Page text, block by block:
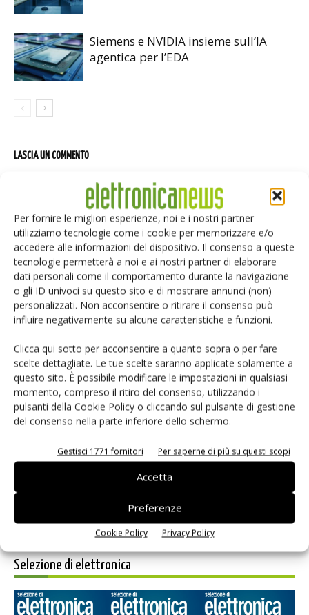
Per fornire le migliori esperienze, noi e i nostri partner
utilizziamo tecnologie come i cookie per memorizzare e/o
accedere alle informazioni del dispositivo. Il consenso a queste
tecnologie permetterà a noi e ai nostri partner di elaborare
dati personali come il comportamento durante la navigazione
o gli ID univoci su questo sito e di mostrare annunci (non)
personalizzati. Non acconsentire o ritirare il consenso può
influire negativamente su alcune caratteristiche e funzioni.
Clicca qui sotto per acconsentire a quanto sopra o per fare
scelte dettagliate. Le tue scelte saranno applicate solamente a
questo sito. È possibile modificare le impostazioni in qualsiasi
momento, compreso il ritiro del consenso, utilizzando i
pulsanti della Cookie Policy o cliccando sul pulsante di gestione
del consenso nella parte inferiore dello schermo.
Gestisci 1771 fornitori Per saperne di più su questi scopi
Accetta
Preferenze
Cookie Policy Privacy Policy
Siemens e NVIDIA insieme sull’IA
agentica per l’EDA
LASCIA UN COMMENTO
Salva il mio nome, email e sito web in questo browser per i
Selezione di elettronica